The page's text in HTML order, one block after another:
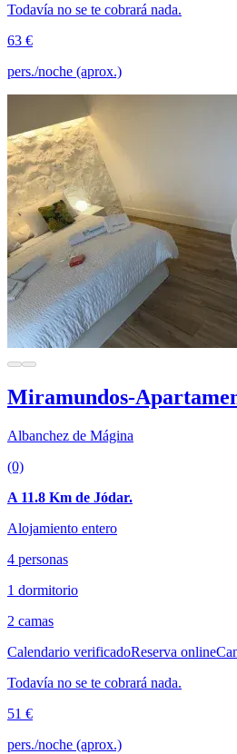
Todavía no se te cobrará nada.
63 €
pers./noche (aprox.)
Miramundos-
Albanchez de Mágina
(0)
A 11.8 Km de Jódar.
Alojamiento entero
4 personas
1 dormitorio
2 camas
Calendario verificadoReserva online
Todavía no se te cobrará nada.
51 €
pers./noche (aprox.)